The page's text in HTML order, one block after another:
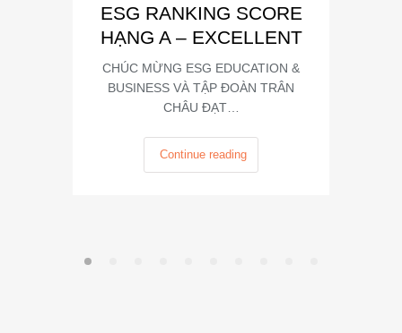
ESG RANKING SCORE
HẠNG A – EXCELLENT
CHÚC MỪNG ESG EDUCATION &
BUSINESS VÀ TẬP ĐOÀN TRÂN
CHÂU ĐẠT…
Continue reading